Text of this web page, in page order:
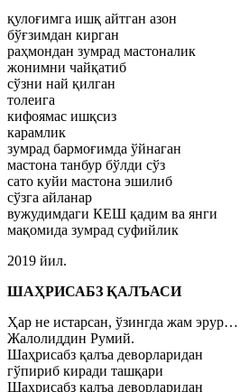
қулоғимга ишқ айтган азон
бўғзимдан кирган
раҳмондан зумрад мастоналик
жонимни чайқатиб
сўзни най қилган
толеига
кифоямас ишқсиз
карамлик
зумрад бармоғимда ўйнаган
мастона танбур бўлди сўз
сато куйи мастона эшилиб
сўзга айланар
вужудимдаги КЕШ қадим ва янги
мақомида зумрад суфийлик
2019 йил.
ШАҲРИСАБЗ ҚАЛЪАСИ
Ҳар не истарсан, ўзингда жам эрур…
Жалолиддин Румий.
Шаҳрисабз қалъа деворларидан
гўпириб киради ташқари
Шаҳрисабз қалъа деворларидан